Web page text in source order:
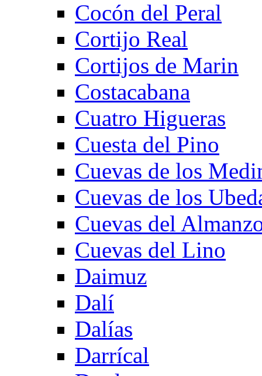
Cocón del Peral
Cortijo Real
Cortijos de Marin
Costacabana
Cuatro Higueras
Cuesta del Pino
Cuevas de los
Cuevas de los
Cuevas del
Cuevas del Lino
Daimuz
Dalí
Dalías
Darrícal